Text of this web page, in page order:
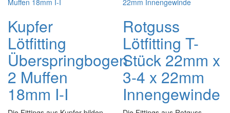
Kupfer
Lötfitting
Überspringbogen
2 Muffen
18mm I-I
Rotguss
Lötfitting T-
Stück 22mm x
3-4 x 22mm
Innengewinde